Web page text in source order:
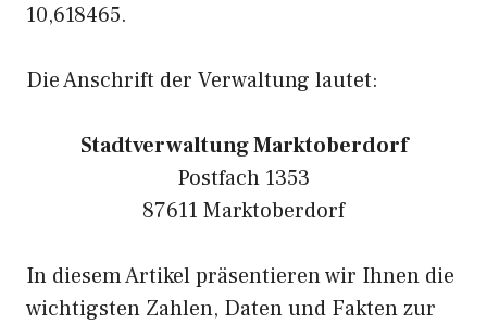
10,618465.
Die Anschrift der Verwaltung lautet:
Stadtverwaltung Marktoberdorf
Postfach 1353
87611 Marktoberdorf
In diesem Artikel präsentieren wir Ihnen die
wichtigsten Zahlen, Daten und Fakten zur